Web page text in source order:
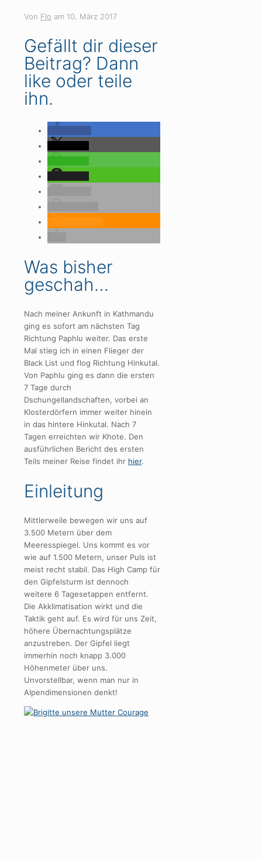
Von Flo am 10. März 2017
Gefällt dir dieser
Beitrag? Dann
like oder teile
ihn.
Was bisher
geschah…
Nach meiner Ankunft in Kathmandu
ging es sofort am nächsten Tag
Richtung Paphlu weiter. Das erste
Mal stieg ich in einen Flieger der
Black List und flog Richtung Hinkutal.
Von Paphlu ging es dann die ersten
7 Tage durch
Dschungellandschaften, vorbei an
Klosterdörfern immer weiter hinein
in das hintere Hinkutal. Nach 7
Tagen erreichten wir Khote. Den
ausführlichen Bericht des ersten
Teils meiner Reise findet ihr hier.
Einleitung
Mittlerweile bewegen wir uns auf
3.500 Metern über dem
Meeresspiegel. Uns kommt es vor
wie auf 1.500 Metern, unser Puls ist
meist recht stabil. Das High Camp für
den Gipfelsturm ist dennoch
weitere 6 Tagesetappen entfernt.
Die Akklimatisation wirkt und die
Taktik geht auf. Es wird für uns Zeit,
höhere Übernachtungsplätze
anzustreben. Der Gipfel liegt
immerhin noch knapp 3.000
Höhenmeter über uns.
Unvorstellbar, wenn man nur in
Alpendimensionen denkt!